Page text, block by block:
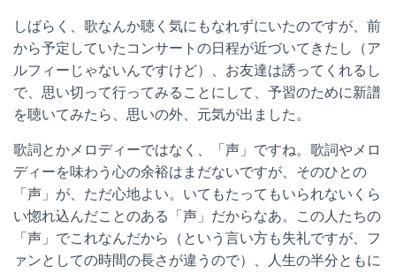
しばらく、歌なんか聴く気にもなれずにいたのですが、前
から予定していたコンサートの日程が近づいてきたし（ア
ルフィーじゃないんですけど）、お友達は誘ってくれるし
で、思い切って行ってみることにして、予習のために新譜
を聴いてみたら、思いの外、元気が出ました。
歌詞とかメロディーではなく、「声」ですね。歌詞やメロ
ディーを味わう心の余裕はまだないですが、そのひとの
「声」が、ただ心地よい。いてもたってもいられないくら
い惚れ込んだことのある「声」だからなあ。この人たちの
「声」でこれなんだから（という言い方も失礼ですが、フ
ァンとしての時間の長さが違うので）、人生の半分ともに